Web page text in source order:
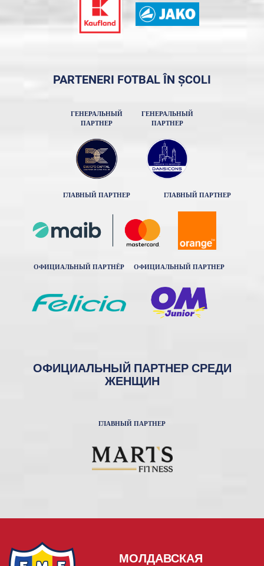
PARTENERI FOTBAL ÎN ȘCOLI
ГЕНЕРАЛЬНЫЙ
ПАРТНЕР
ГЕНЕРАЛЬНЫЙ
ПАРТНЕР
ГЛАВНЫЙ ПАРТНЕР ГЛАВНЫЙ ПАРТНЕР
ОФИЦИАЛЬНЫЙ ПАРТНЁР ОФИЦИАЛЬНЫЙ ПАРТНЕР
ОФИЦИАЛЬНЫЙ ПАРТНЕР СРЕДИ
ЖЕНЩИН
ГЛАВНЫЙ ПАРТНЕР
МОЛДАВСКАЯ